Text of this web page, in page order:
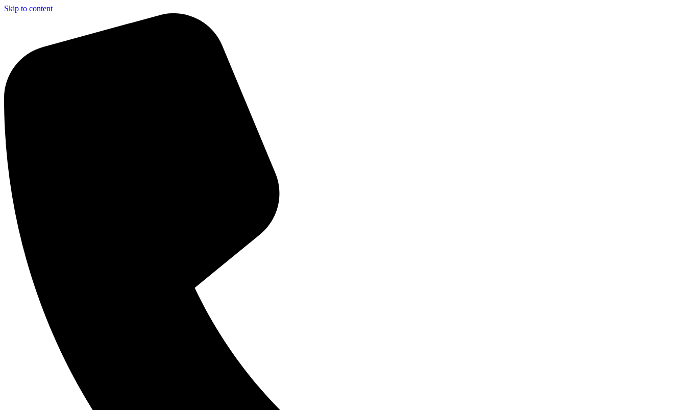
Skip to content